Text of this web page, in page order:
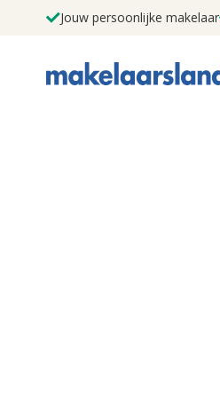
Jouw persoonlijke makelaar